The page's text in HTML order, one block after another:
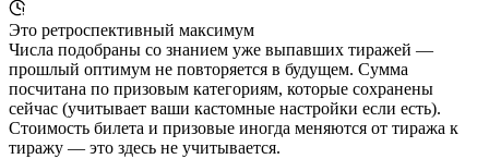
Это ретроспективный максимум
Числа подобраны со знанием уже выпавших тиражей —
прошлый оптимум не повторяется в будущем. Сумма
посчитана по призовым категориям, которые сохранены
сейчас (учитывает ваши кастомные настройки если есть).
Стоимость билета и призовые иногда меняются от тиража к
тиражу — это здесь не учитывается.